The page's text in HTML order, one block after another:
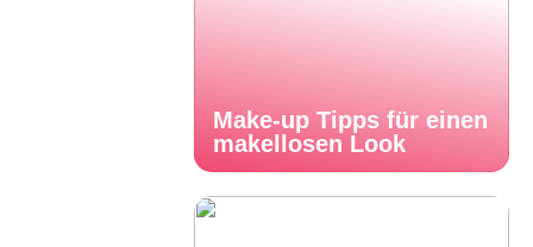
Make-up Tipps für einen
makellosen Look